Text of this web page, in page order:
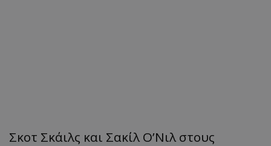
Σκοτ Σκάιλς και Σακίλ Ο’Νιλ στους